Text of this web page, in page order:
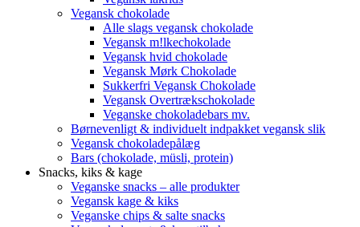
Vegansk chokolade
Alle slags vegansk chokolade
Vegansk m!lkechokolade
Vegansk hvid chokolade
Vegansk Mørk Chokolade
Sukkerfri Vegansk Chokolade
Vegansk Overtrækschokolade
Veganske chokoladebars mv.
Børnevenligt & individuelt indpakket vegansk slik
Vegansk chokoladepålæg
Bars (chokolade, müsli, protein)
Snacks, kiks & kage
Veganske snacks – alle produkter
Vegansk kage & kiks
Veganske chips & salte snacks